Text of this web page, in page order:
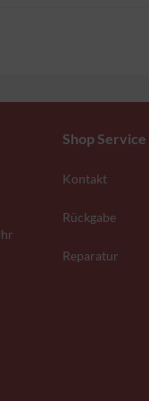
Shop Service
Kontakt
Rückgabe
Reparatur